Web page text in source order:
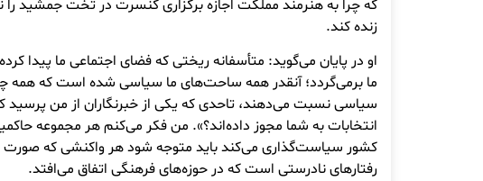
که چرا به هنرمند مملکت اجازه برگزاری کنسرت در تخت جمشید را
زنده کند.
او در پایان می‌گوید: متأسفانه ریختی که فضای اجتماعی ما پیدا
ما برمی‌گردد؛ آنقدر همه‌ ساحت‌های ما سیاسی شده است که همه
سیاسی نسبت می‌دهند، تاحدی که یکی از خبرنگاران از من پرسید
انتخابات به شما مجوز داده‌اند؟». من فکر می‌کنم هر مجموعه
کشور سیاست‌گذاری می‌کند باید متوجه شود هر واکنشی که
رفتارهای نادرستی است که در حوزه‌های فرهنگی اتفاق می‌افتد.